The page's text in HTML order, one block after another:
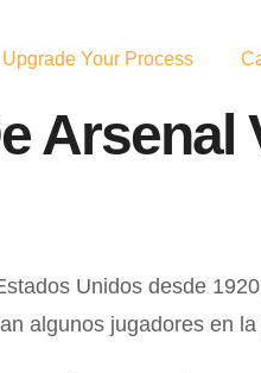
Upgrade Your Process
Arsenal
Unidos desde
algunos jugadores en